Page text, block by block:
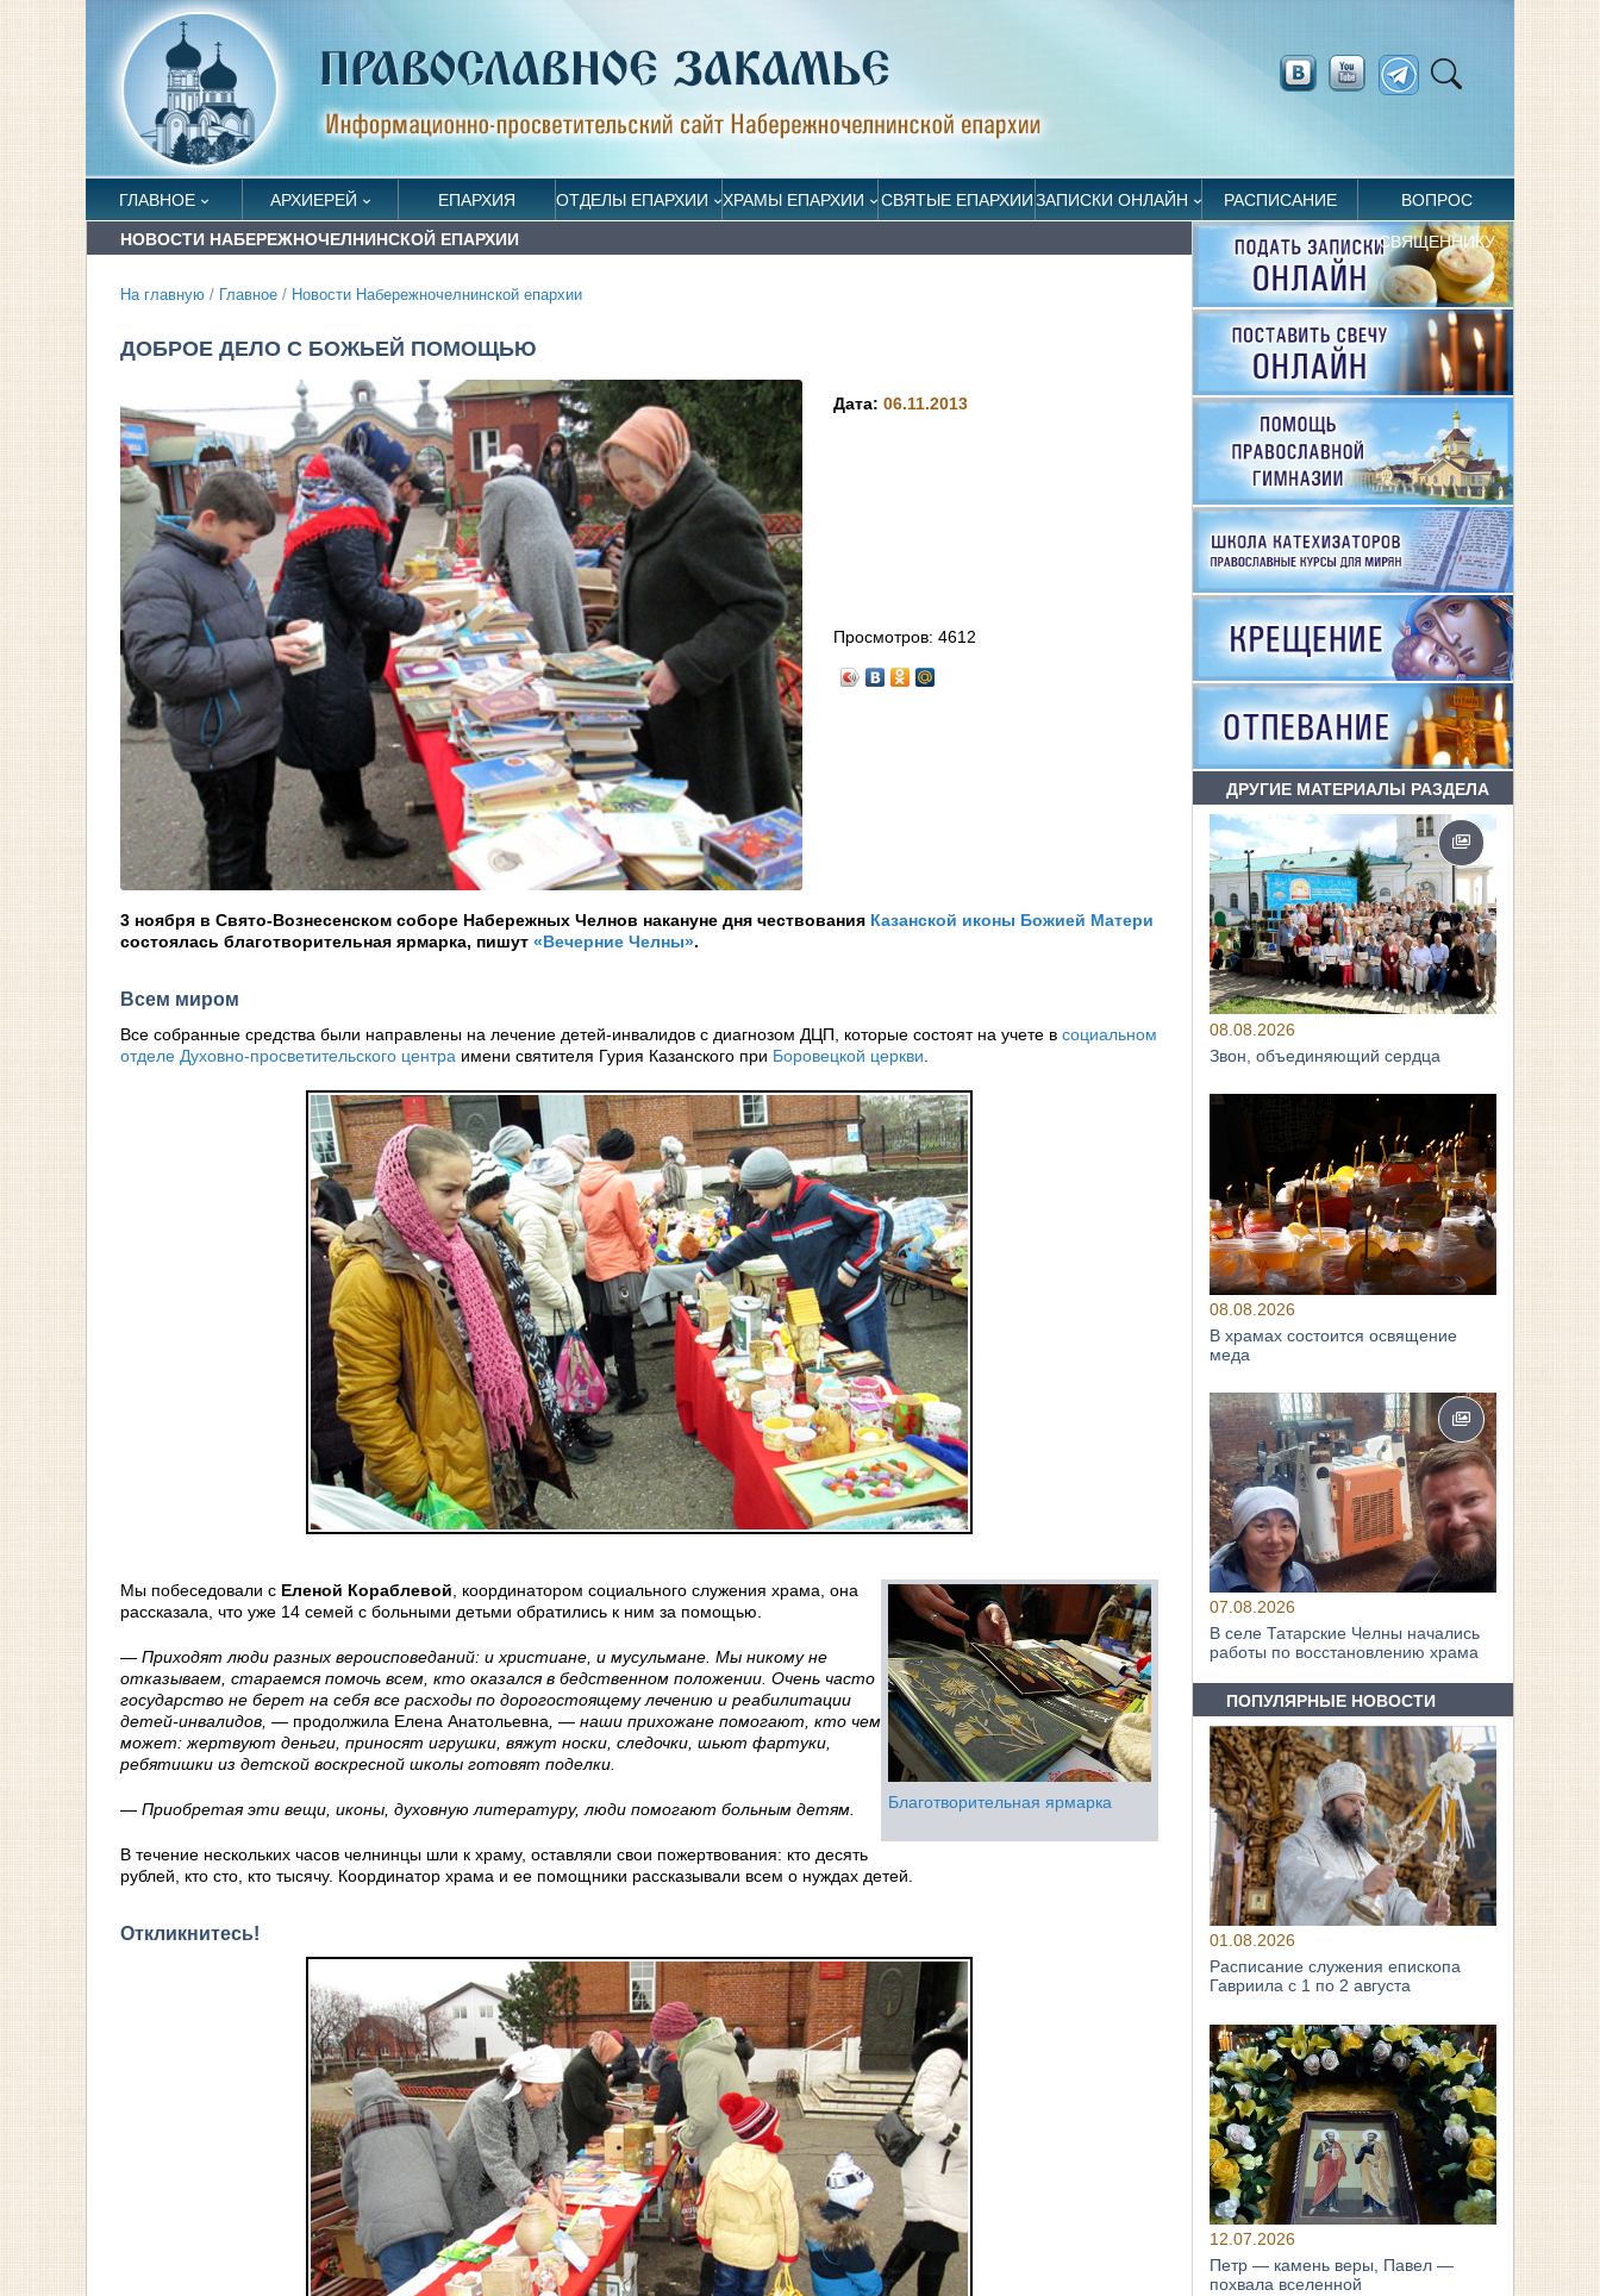
ГЛАВНОЕ АРХИЕРЕЙ ЕПАРХИЯ ОТДЕЛЫ ЕПАРХИИ ХРАМЫ ЕПАРХИИ СВЯТЫЕ ЕПАРХИИЗАПИСКИ ОНЛАЙН РАСПИСАНИЕ ВОПРОС
СВЯЩЕННИКУ
НОВОСТИ НАБЕРЕЖНОЧЕЛНИНСКОЙ ЕПАРХИИ
На главную / Главное / Новости Набережночелнинской епархии
ДОБРОЕ ДЕЛО С БОЖЬЕЙ ПОМОЩЬЮ
Дата:06.11.2013
Просмотров:4612
3 ноября в Свято-Вознесенском соборе Набережных Челнов накануне дня чествования Казанской иконы Божией Матери
состоялась благотворительная ярмарка, пишут «Вечерние Челны».
Всем миром
Все собранные средства были направлены на лечение детей-инвалидов с диагнозом ДЦП, которые состоят на учете в социальном
отделе Духовно-просветительского центра имени святителя Гурия Казанского при Боровецкой церкви
Благотворительная ярмарка
Мы побеседовали с Еленой Кораблевой , координатором социального служения храма, она
рассказала, что уже 14 семей с больными детьми обратились к ним за помощью.
— Приходят люди разных вероисповеданий: и христиане, и мусульмане. Мы никому не
отказываем, стараемся помочь всем, кто оказался в бедственном положении. Очень часто
государство не берет на себя все расходы по дорогостоящему лечению и реабилитации
детей-инвалидов, — продолжила Елена Анатольевна , — наши прихожане помогают, кто чем
может: жертвуют деньги, приносят игрушки, вяжут носки, следочки, шьют фартуки,
ребятишки из детской воскресной школы готовят поделки.
— Приобретая эти вещи, иконы, духовную литературу, люди помогают больным детям.
В течение нескольких часов челнинцы шли к храму, оставляли свои пожертвования: кто десять
рублей, кто сто, кто тысячу. Координатор храма и ее помощники рассказывали всем о нуждах детей.
Откликнитесь!
ДРУГИЕ МАТЕРИАЛЫ РАЗДЕЛА
08.08.2026
Звон, объединяющий сердца
08.08.2026
В храмах состоится освящение
меда
07.08.2026
В селе Татарские Челны начались
работы по восстановлению храма
ПОПУЛЯРНЫЕ НОВОСТИ
01.08.2026
Расписание служения епископа
Гавриила с 1 по 2 августа
12.07.2026
Петр — камень веры, Павел —
похвала вселенной